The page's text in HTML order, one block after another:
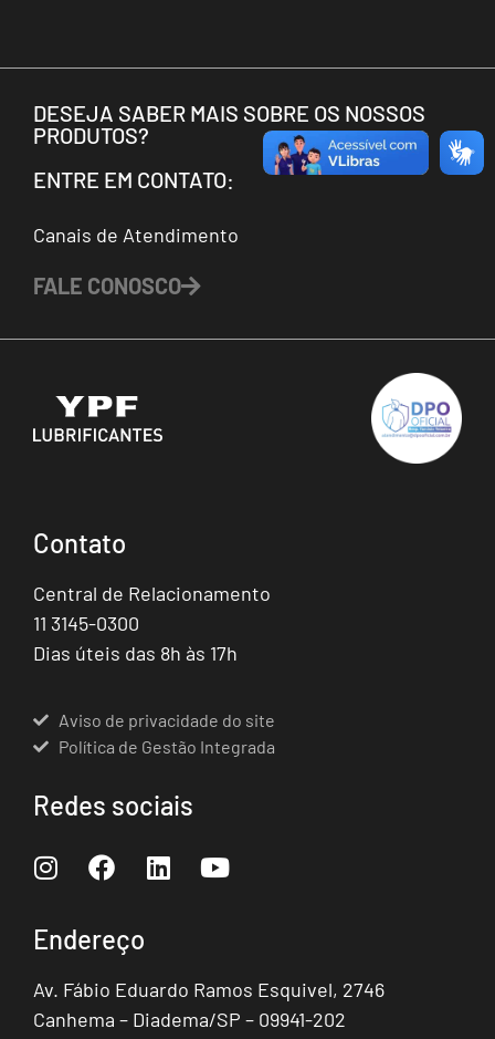
DESEJA SABER MAIS SOBRE OS NOSSOS
PRODUTOS?
ENTRE EM CONTATO:
Canais de Atendimento
FALE CONOSCO
Contato
Central de Relacionamento
11 3145-0300
Dias úteis das 8h às 17h
Aviso de privacidade do site
Política de Gestão Integrada
Redes sociais
Endereço
Av. Fábio Eduardo Ramos Esquivel, 2746
Canhema – Diadema/SP – 09941-202